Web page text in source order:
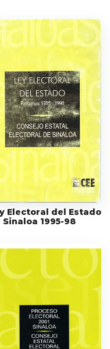
Electoral del Estado
Sinaloa 1995-98